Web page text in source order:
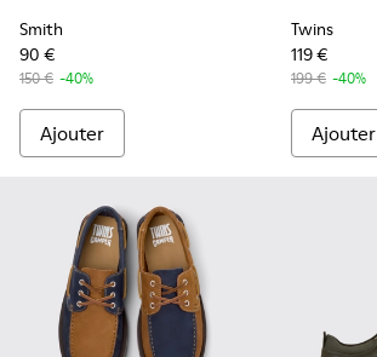
Smith
90 €
150 € -40%
Ajouter
Twins
119 €
199 € -40%
Ajouter